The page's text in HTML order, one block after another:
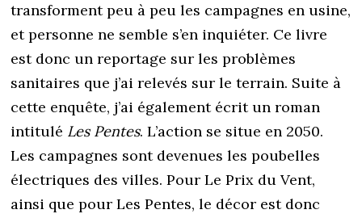
transforment peu à peu les campagnes en usine,
et personne ne semble s’en inquiéter. Ce livre
est donc un reportage sur les problèmes
sanitaires que j’ai relevés sur le terrain. Suite à
cette enquête, j’ai également écrit un roman
intitulé Les Pentes. L’action se situe en 2050.
Les campagnes sont devenues les poubelles
électriques des villes. Pour Le Prix du Vent,
ainsi que pour Les Pentes, le décor est donc